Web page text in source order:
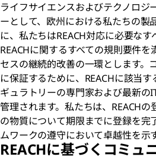
ライフサイエンスおよびテクノロジ
ーとして、欧州における私たちの製
に、私たちはREACH対応に必要なす
REACHに関するすべての規則要件
セスの継続的改善の一環とします。
に保証するために、REACHに該当
ギュラトリーの専門家および最新の
管理されます。私たちは、REACHの
の物質について期限までに登録を完
ムワークの遵守において卓越性を示
REACHに基づくコミュ